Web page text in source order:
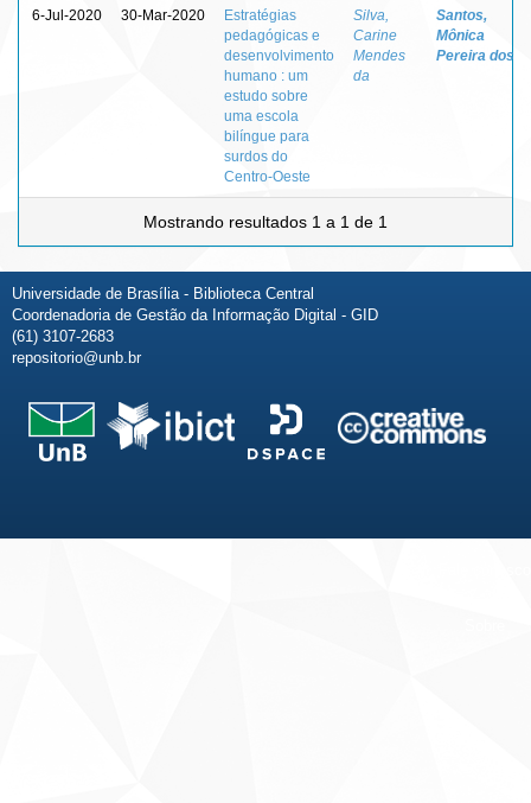
6-Jul-2020 30-Mar-2020
Estratégias
pedagógicas e
desenvolvimento
humano : um
estudo sobre
uma escola
bilíngue para
surdos do
Centro-Oeste
Silva,
Carine
Mendes
da
Santos,
Mônica
Pereira dos
Mostrando resultados 1 a 1 de 1
Universidade de Brasília - Biblioteca Central
Coordenadoria de Gestão da Informação Digital - GID
(61) 3107-2683
repositorio@unb.br